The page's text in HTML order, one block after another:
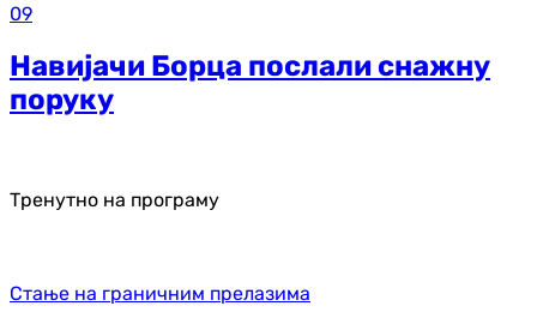
09
Навијачи Борца послали снажну
поруку
Тренутно на програму
Стање на граничним прелазима